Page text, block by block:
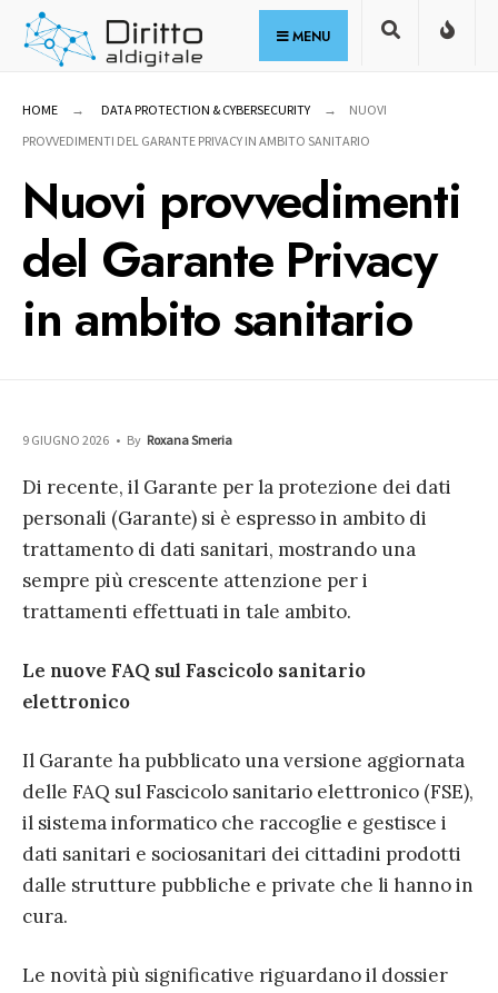
Skip
MENU
HOME DATA PROTECTION & CYBERSECURITY
NUOVI
PROVVEDIMENTI DEL GARANTE PRIVACY IN AMBITO SANITARIO
Nuovi provvedimenti
del Garante Privacy
in ambito sanitario
9 GIUGNO 2026 • By Roxana Smeria
Di recente, il Garante per la protezione dei dati
personali (Garante) si è espresso in ambito di
trattamento di dati sanitari, mostrando una
sempre più crescente attenzione per i
trattamenti effettuati in tale ambito.
Le nuove FAQ sul Fascicolo sanitario
elettronico
Il Garante ha pubblicato una versione aggiornata
delle FAQ sul Fascicolo sanitario elettronico (FSE),
il sistema informatico che raccoglie e gestisce i
dati sanitari e sociosanitari dei cittadini prodotti
dalle strutture pubbliche e private che li hanno in
cura.
Le novità più significative riguardano il dossier